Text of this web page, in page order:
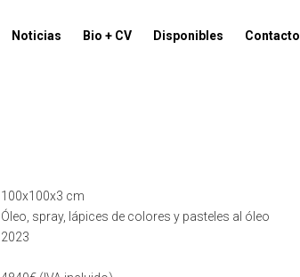
Noticias Bio + CV Disponibles Contacto
100x100x3 cm
Óleo, spray, lápices de colores y pasteles al óleo
2023